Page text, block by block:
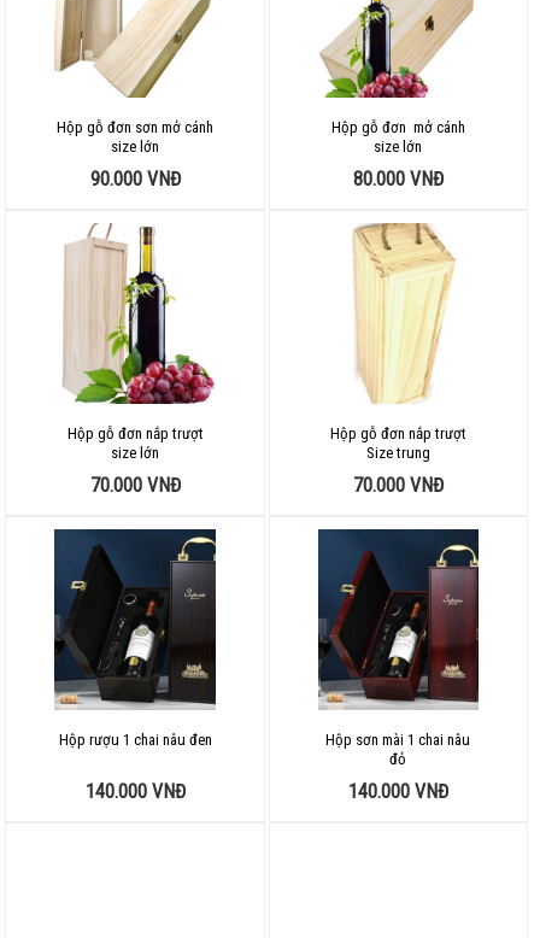
Hộp gỗ đơn sơn mở cánh
size lớn
90.000VNĐ
Hộp gỗ đơn mở cánh
size lớn
80.000VNĐ
Hộp gỗ đơn nắp trượt
size lớn
70.000VNĐ
Hộp gỗ đơn nắp trượt
Size trung
70.000VNĐ
Hộp rượu 1 chai nâu đen
140.000VNĐ
Hộp sơn mài 1 chai nâu
đỏ
140.000VNĐ